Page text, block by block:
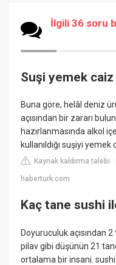
İlgili 36 soru
Suşi yemek caiz
Buna göre, helâl deniz
açısından bir zararı
hazırlanmasında alkol
kullanıldığı suşiyi yemek
Kaynak kaldırma talebi
haberturk.com
Kaç tane sushi
Doyuruculuk açısından
pilav gibi düşünün 21
ortalama bir insani.